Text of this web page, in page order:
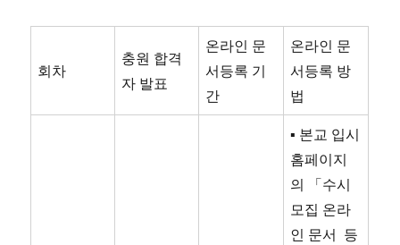
회차
충원 합격
자 발표
온라인 문
서등록 기
간
온라인 문
서등록 방
법
▪ 본교 입시
홈페이지
의 「수시
모집 온라
인 문서 등